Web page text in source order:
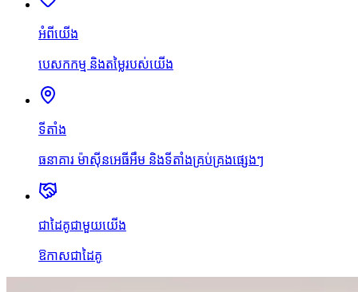
អំពីយើង
បេសកកម្ម និងតម្លៃរបស់យើង
ទីតាំង
ធនាគារ ម៉ាស៊ីនអេធីអឹម និងទីតាំងគ្រប់គ្រងផ្សេងៗ
ជាដៃគូជាមួយយើង
ឱកាសជាដៃគូ